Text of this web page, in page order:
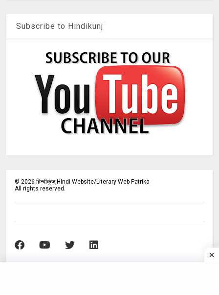
Subscribe to Hindikunj
©2026 हिन्दीकुंज,Hindi Website/Literary Web Patrika
All rights reserved.